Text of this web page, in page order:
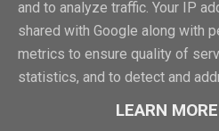
Žalostné,
Azazel
and to analyze traffic. Your IP
shared with Google along with
metrics to ensure quality of
statistics, and to detect and
LEARN MORE